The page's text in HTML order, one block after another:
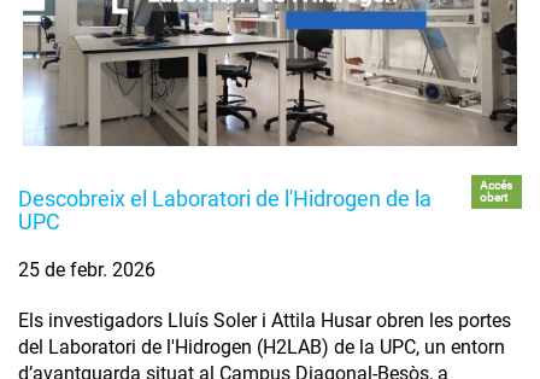
Descobreix el Laboratori de l'Hidrogen de la
UPC
Accés
obert
25 de febr. 2026
Els investigadors Lluís Soler i Attila Husar obren les portes
del Laboratori de l'Hidrogen (H2LAB) de la UPC, un entorn
d’avantguarda situat al Campus Diagonal-Besòs, a